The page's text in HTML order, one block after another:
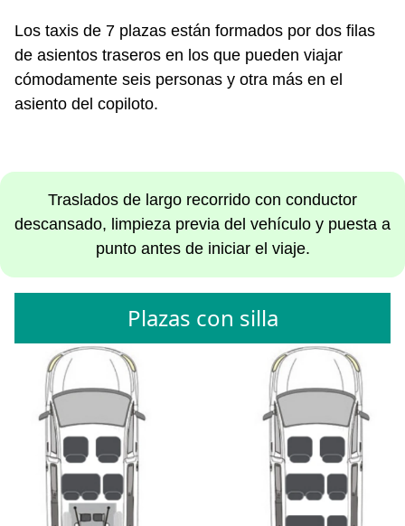
Los taxis de 7 plazas están formados por dos filas
de asientos traseros en los que pueden viajar
cómodamente seis personas y otra más en el
asiento del copiloto.
Traslados de largo recorrido con conductor
descansado, limpieza previa del vehículo y puesta a
punto antes de iniciar el viaje.
Plazas con silla